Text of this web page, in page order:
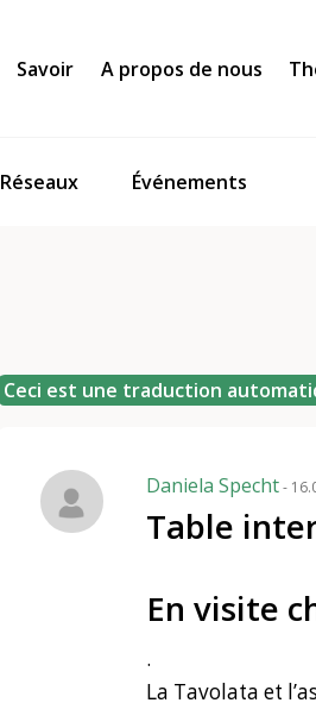
Réseaux Événements
Savoir A propos de nous
Ceci est une traduction
Daniela Specht-
Table
En visite
.
La Tavolata et